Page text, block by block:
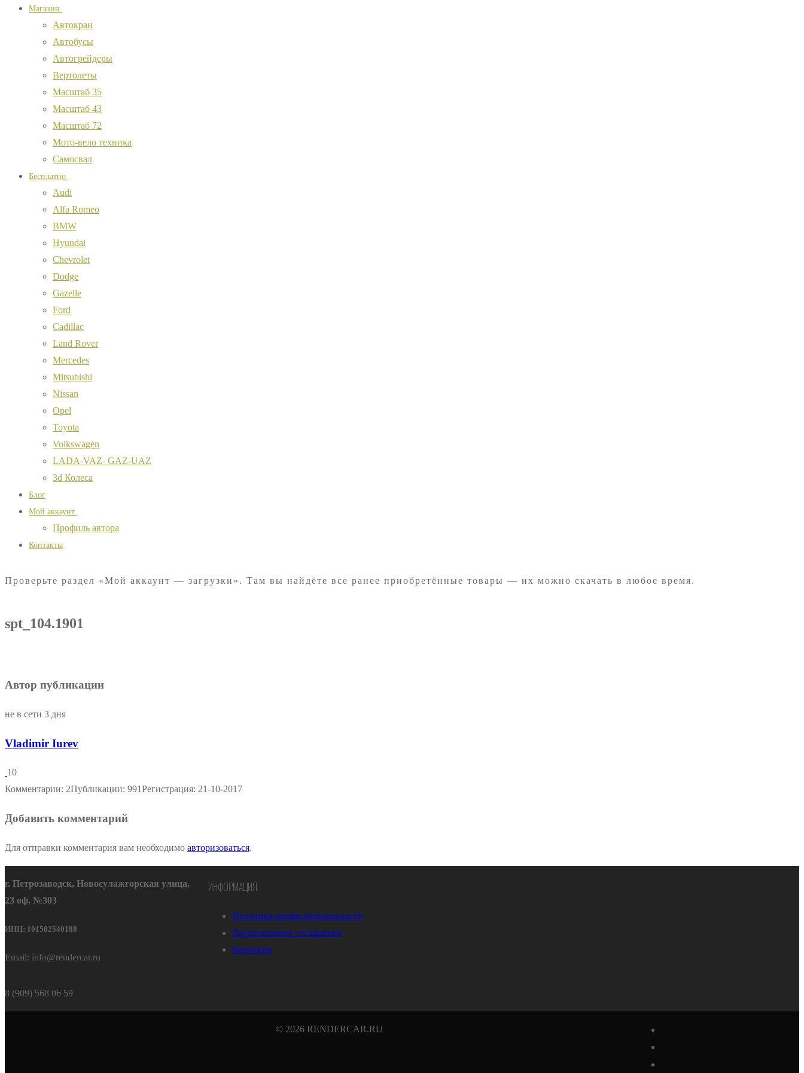
Магазин
Автокран
Автобусы
Автогрейдеры
Вертолеты
Масштаб 35
Масштаб 43
Масштаб 72
Мото-вело техника
Самосвал
Бесплатно
Audi
Alfa Romeo
BMW
Hyundai
Chevrolet
Dodge
Gazelle
Ford
Cadillac
Land Rover
Mercedes
Mitsubishi
Nissan
Opel
Toyota
Volkswagen
LADA-VAZ- GAZ-UAZ
3d Колеса
Блог
Мой аккаунт
Профиль автора
Контакты
Проверьте раздел «Мой аккаунт — загрузки». Там вы найдёте все ранее приобретённые товары — их можно скачать в любое время.
spt_104.1901
Автор публикации
не в сети 3 дня
Vladimir Iurev
10
Комментарии: 2Публикации: 991Регистрация: 21-10-2017
Добавить комментарий
Для отправки комментария вам необходимо авторизоваться.
г. Петрозаводск, Новосулажгорская улица,
23 оф. №303
ИНН: 101502540188
Email: info@rendercar.ru
8 (909) 568 06 59
ИНФОРМАЦИЯ
Политика конфиденциальности
Лицензионное соглашение
Контакты
© 2026 RENDERCAR.RU